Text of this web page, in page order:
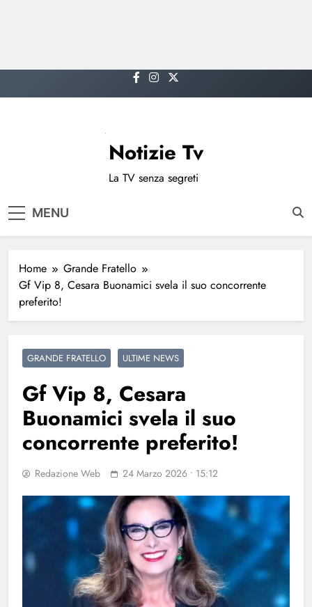
to
Notizie Tv
La TV senza segreti
MENU
Home
Grande Fratello
Gf Vip 8, Cesara Buonamici svela il suo concorrente
preferito!
GRANDE FRATELLO ULTIME NEWS
Gf Vip 8, Cesara
Buonamici svela il suo
concorrente preferito!
Redazione Web 24 Marzo 2026 • 15:12